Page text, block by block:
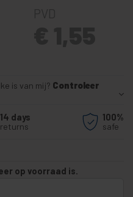
is van mij? Controleer
14 days
returns
100%
safe
op voorraad is.